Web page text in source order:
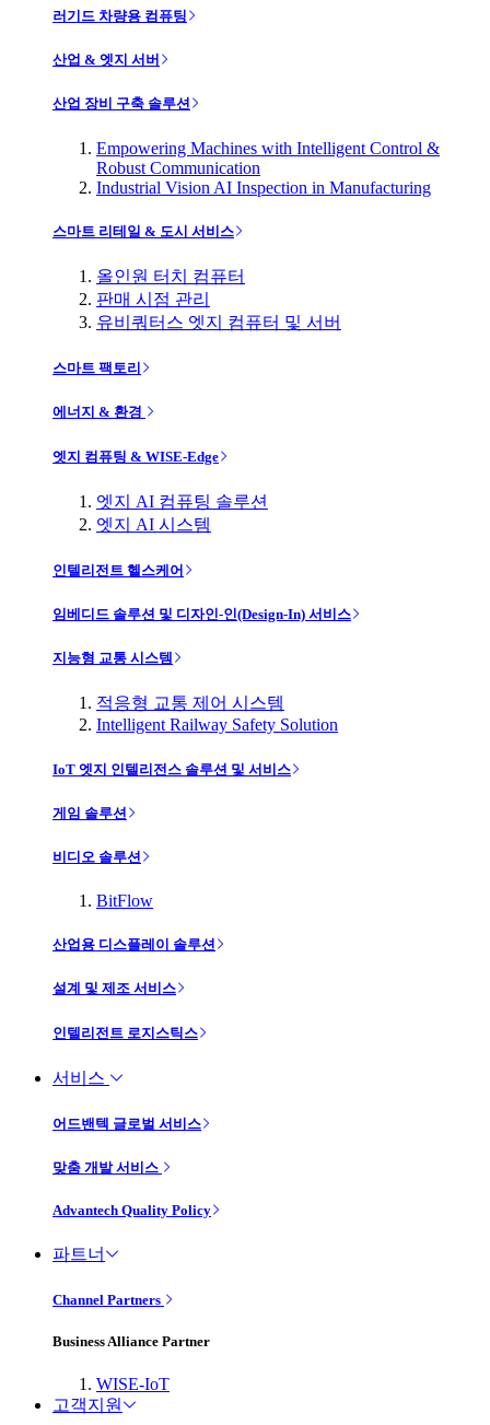
러기드 차량용 컴퓨팅
산업 & 엣지 서버
산업 장비 구축 솔루션
Empowering Machines with Intelligent Control &
Robust Communication
Industrial Vision AI Inspection in Manufacturing
스마트 리테일 & 도시 서비스
올인원 터치 컴퓨터
판매 시점 관리
유비쿼터스 엣지 컴퓨터 및 서버
스마트 팩토리
에너지 & 환경
엣지 컴퓨팅 & WISE-Edge
엣지 AI 컴퓨팅 솔루션
엣지 AI 시스템
인텔리전트 헬스케어
임베디드 솔루션 및 디자인-인(Design-In) 서비스
지능형 교통 시스템
적응형 교통 제어 시스템
Intelligent Railway Safety Solution
IoT 엣지 인텔리전스 솔루션 및 서비스
게임 솔루션
비디오 솔루션
BitFlow
산업용 디스플레이 솔루션
설계 및 제조 서비스
인텔리전트 로지스틱스
서비스
어드밴텍 글로벌 서비스
맞춤 개발 서비스
Advantech Quality Policy
파트너
Channel Partners
Business Alliance Partner
WISE-IoT
고객지원